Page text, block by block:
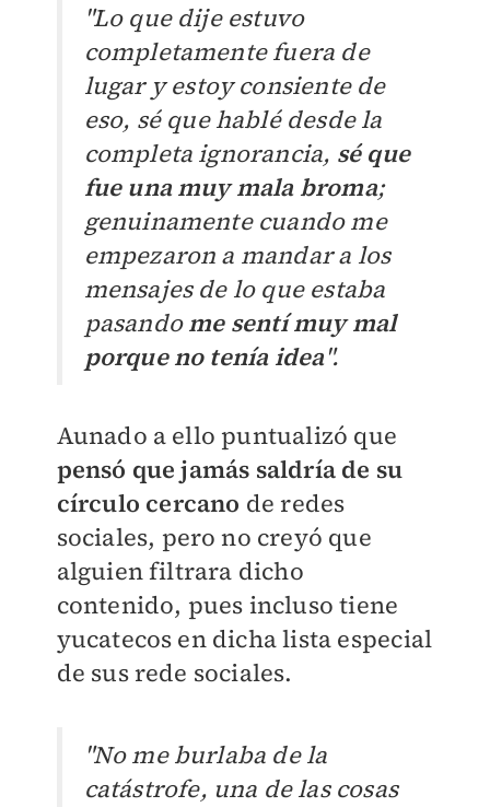
"Lo que dije estuvo
completamente fuera de
lugar y estoy consiente de
eso, sé que hablé desde la
completa ignorancia, sé que
fue una muy mala broma;
genuinamente cuando me
empezaron a mandar a los
mensajes de lo que estaba
pasandome sentí muy mal
porque no tenía idea".
Aunado a ello puntualizó que
pensó que jamás saldría de su
círculo cercano de redes
sociales, pero no creyó que
alguien filtrara dicho
contenido, pues incluso tiene
yucatecos en dicha lista especial
de sus rede sociales.
"No me burlaba de la
catástrofe, una de las cosas